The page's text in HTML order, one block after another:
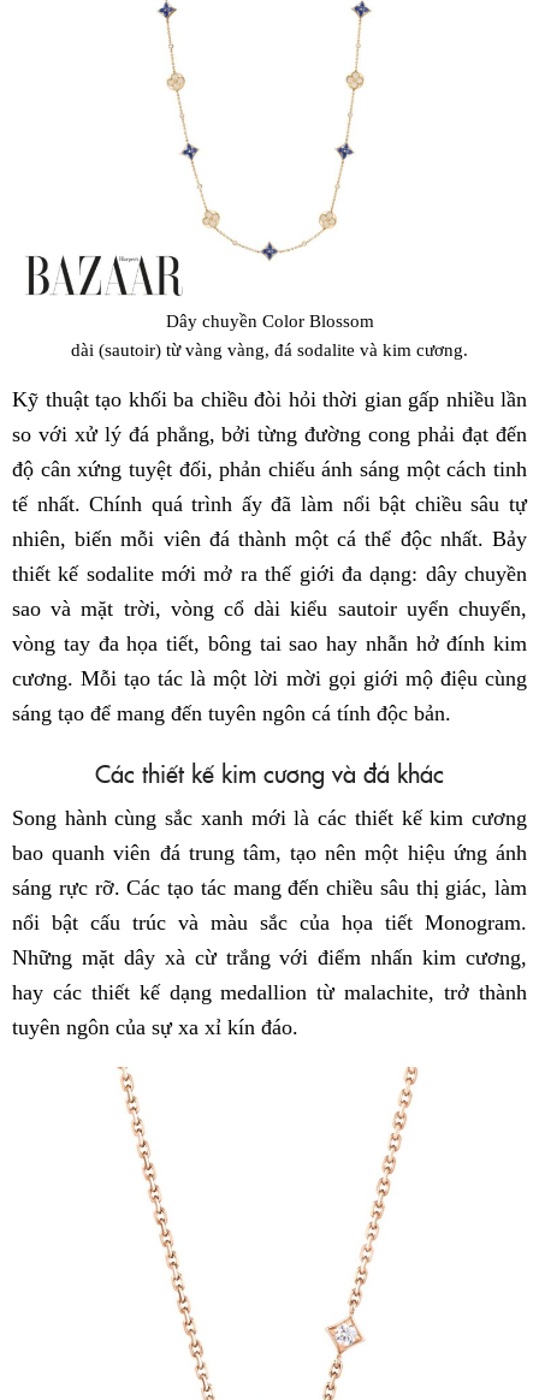
Dây chuyền Color Blossom
dài (sautoir) từ vàng vàng, đá sodalite và kim cương.
Kỹ thuật tạo khối ba chiều đòi hỏi thời gian gấp nhiều lần
so với xử lý đá phẳng, bởi từng đường cong phải đạt đến
độ cân xứng tuyệt đối, phản chiếu ánh sáng một cách tinh
tế nhất. Chính quá trình ấy đã làm nổi bật chiều sâu tự
nhiên, biến mỗi viên đá thành một cá thể độc nhất. Bảy
thiết kế sodalite mới mở ra thế giới đa dạng: dây chuyền
sao và mặt trời, vòng cổ dài kiểu sautoir uyển chuyển,
vòng tay đa họa tiết, bông tai sao hay nhẫn hở đính kim
cương. Mỗi tạo tác là một lời mời gọi giới mộ điệu cùng
sáng tạo để mang đến tuyên ngôn cá tính độc bản.
Các thiết kế kim cương và đá khác
Song hành cùng sắc xanh mới là các thiết kế kim cương
bao quanh viên đá trung tâm, tạo nên một hiệu ứng ánh
sáng rực rỡ. Các tạo tác mang đến chiều sâu thị giác, làm
nổi bật cấu trúc và màu sắc của họa tiết Monogram.
Những mặt dây xà cừ trắng với điểm nhấn kim cương,
hay các thiết kế dạng medallion từ malachite, trở thành
tuyên ngôn của sự xa xỉ kín đáo.